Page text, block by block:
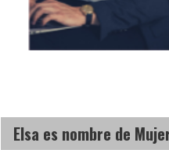
Elsa es nombre de